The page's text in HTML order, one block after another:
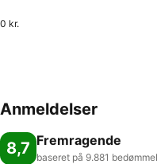
0 kr.
Anmeldelser
8,7 Fremragende
baseret på 9.881